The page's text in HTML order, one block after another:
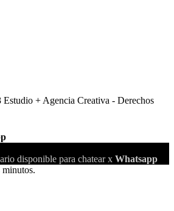
+ Agencia Creativa - Derechos
disponible para chatear x Whatsapp
minutos.